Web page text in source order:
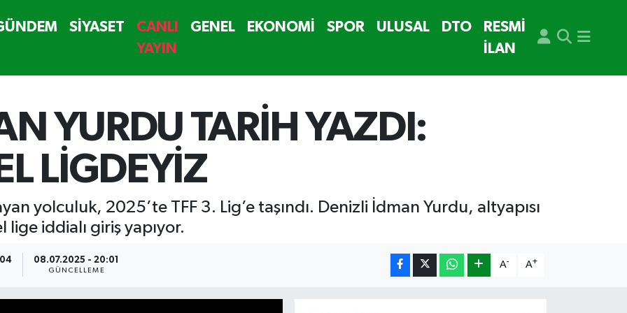
SİYASET
CANLI
YAYIN
GENEL EKONOMİ SPOR ULUSAL DTO
RESMİ
İLAN
YURDU TARİH YAZDI:
LİGDEYİZ
yolculuk, 2025’te TFF 3. Lig’e taşındı. Denizli İdman Yurdu, altyapısı
iddialı giriş yapıyor.
08.07.2025 - 20:01
GÜNCELLEME
A- A+